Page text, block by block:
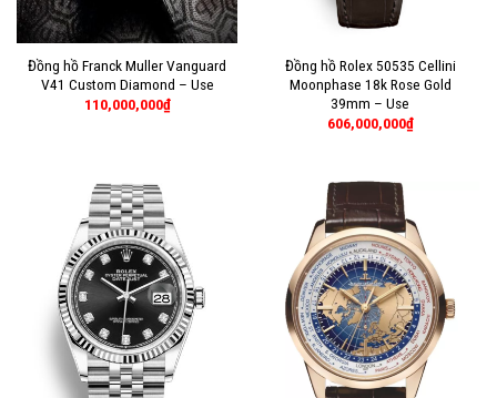
Đồng hồ Franck Muller Vanguard
V41 Custom Diamond – Use
110,000,000₫
Đồng hồ Rolex 50535 Cellini
Moonphase 18k Rose Gold
39mm – Use
606,000,000₫